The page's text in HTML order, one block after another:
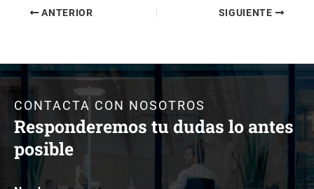
ANTERIOR SIGUIENTE
CONTACTA CON NOSOTROS
Responderemos tu dudas lo antes
posible